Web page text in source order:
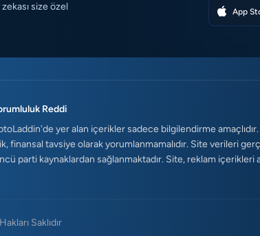
size özel
App
Reddi
yer alan içerikler sadece bilgilendirme
finansal tavsiye olarak yorumlanmamalıdır. Site verileri
parti kaynaklardan sağlanmaktadır. Site, reklam içerikleri
Saklıdır